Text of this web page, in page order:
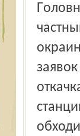
Головную боль властям добавляет ранней весной и